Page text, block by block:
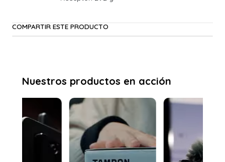
COMPARTIR ESTE PRODUCTO